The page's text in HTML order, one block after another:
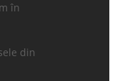
în
din